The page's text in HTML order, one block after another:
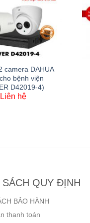
camera DAHUA
bệnh viện
D42019-4)
Liên hệ
SÁCH QUY ĐỊNH
BẢO HÀNH
thanh toán